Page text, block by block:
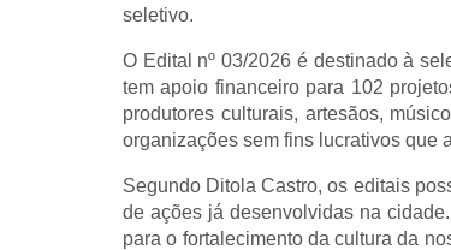
seletivo.
O Edital nº 03/2026 é destinado à
tem apoio financeiro para 102
produtores culturais, artesãos,
organizações sem fins lucrativos que
Segundo Ditola Castro, os editais
de ações já desenvolvidas na
para o fortalecimento da cultura da